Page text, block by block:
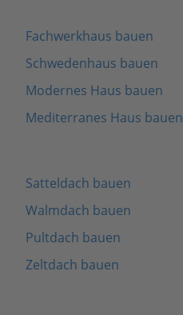
Fachwerkhaus bauen
Schwedenhaus bauen
Modernes Haus bauen
Mediterranes Haus bauen
Satteldach bauen
Walmdach bauen
Pultdach bauen
Zeltdach bauen